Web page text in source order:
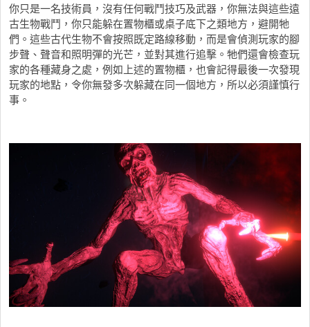
你只是一名技術員，沒有任何戰鬥技巧及武器，你無法與這些遠
古生物戰鬥，你只能躲在置物櫃或桌子底下之類地方，避開牠
們。這些古代生物不會按照既定路線移動，而是會偵測玩家的腳
步聲、聲音和照明彈的光芒，並對其進行追擊。牠們還會檢查玩
家的各種藏身之處，例如上述的置物櫃，也會記得最後一次發現
玩家的地點，令你無發多次躲藏在同一個地方，所以必須謹慎行
事。